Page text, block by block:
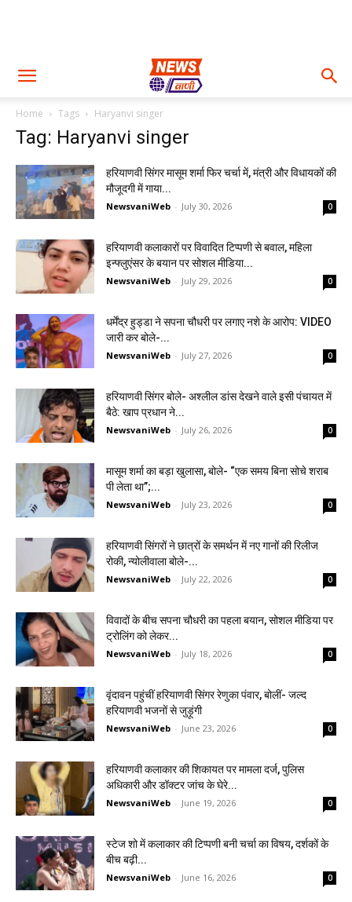
Home Tags Haryanvi singer
Tag: Haryanvi singer
हरियाणवी सिंगर मासूम शर्मा फिर चर्चा में, मंत्री और विधायकों की
मौजूदगी में गाया...
NewsvaniWeb - July 30, 2026 0
हरियाणवी कलाकारों पर विवादित टिप्पणी से बवाल, महिला
इन्फ्लुएंसर के बयान पर सोशल मीडिया...
NewsvaniWeb - July 29, 2026 0
धर्मेंद्र हुड्डा ने सपना चौधरी पर लगाए नशे के आरोप: VIDEO
जारी कर बोले-...
NewsvaniWeb - July 27, 2026 0
हरियाणवी सिंगर बोले- अश्लील डांस देखने वाले इसी पंचायत में
बैठे: खाप प्रधान ने...
NewsvaniWeb - July 26, 2026 0
मासूम शर्मा का बड़ा खुलासा, बोले- “एक समय बिना सोचे शराब
पी लेता था”;...
NewsvaniWeb - July 23, 2026 0
हरियाणवी सिंगरों ने छात्रों के समर्थन में नए गानों की रिलीज
रोकी, न्योलीवाला बोले-...
NewsvaniWeb - July 22, 2026 0
विवादों के बीच सपना चौधरी का पहला बयान, सोशल मीडिया पर
ट्रोलिंग को लेकर...
NewsvaniWeb - July 18, 2026 0
वृंदावन पहुंचीं हरियाणवी सिंगर रेणुका पंवार, बोलीं- जल्द
हरियाणवी भजनों से जुड़ूंगी
NewsvaniWeb - June 23, 2026 0
हरियाणवी कलाकार की शिकायत पर मामला दर्ज, पुलिस
अधिकारी और डॉक्टर जांच के घेरे...
NewsvaniWeb - June 19, 2026 0
स्टेज शो में कलाकार की टिप्पणी बनी चर्चा का विषय, दर्शकों के
बीच बढ़ी...
NewsvaniWeb - June 16, 2026 0